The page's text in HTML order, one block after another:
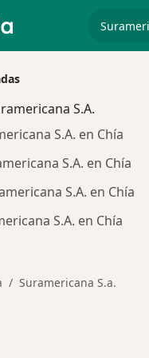
S.A.
S.A. en Chía
S.A. en Chía
S.A. en Chía
S.A. en Chía
Suramericana S.a.